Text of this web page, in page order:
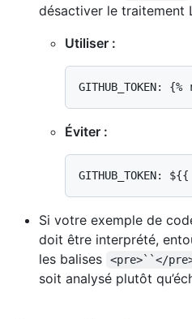
désactiver le traitement
Utiliser :
Éviter :
Si votre exemple de
doit être interprété,
les balises
<pre>``</
soit analysé plutôt